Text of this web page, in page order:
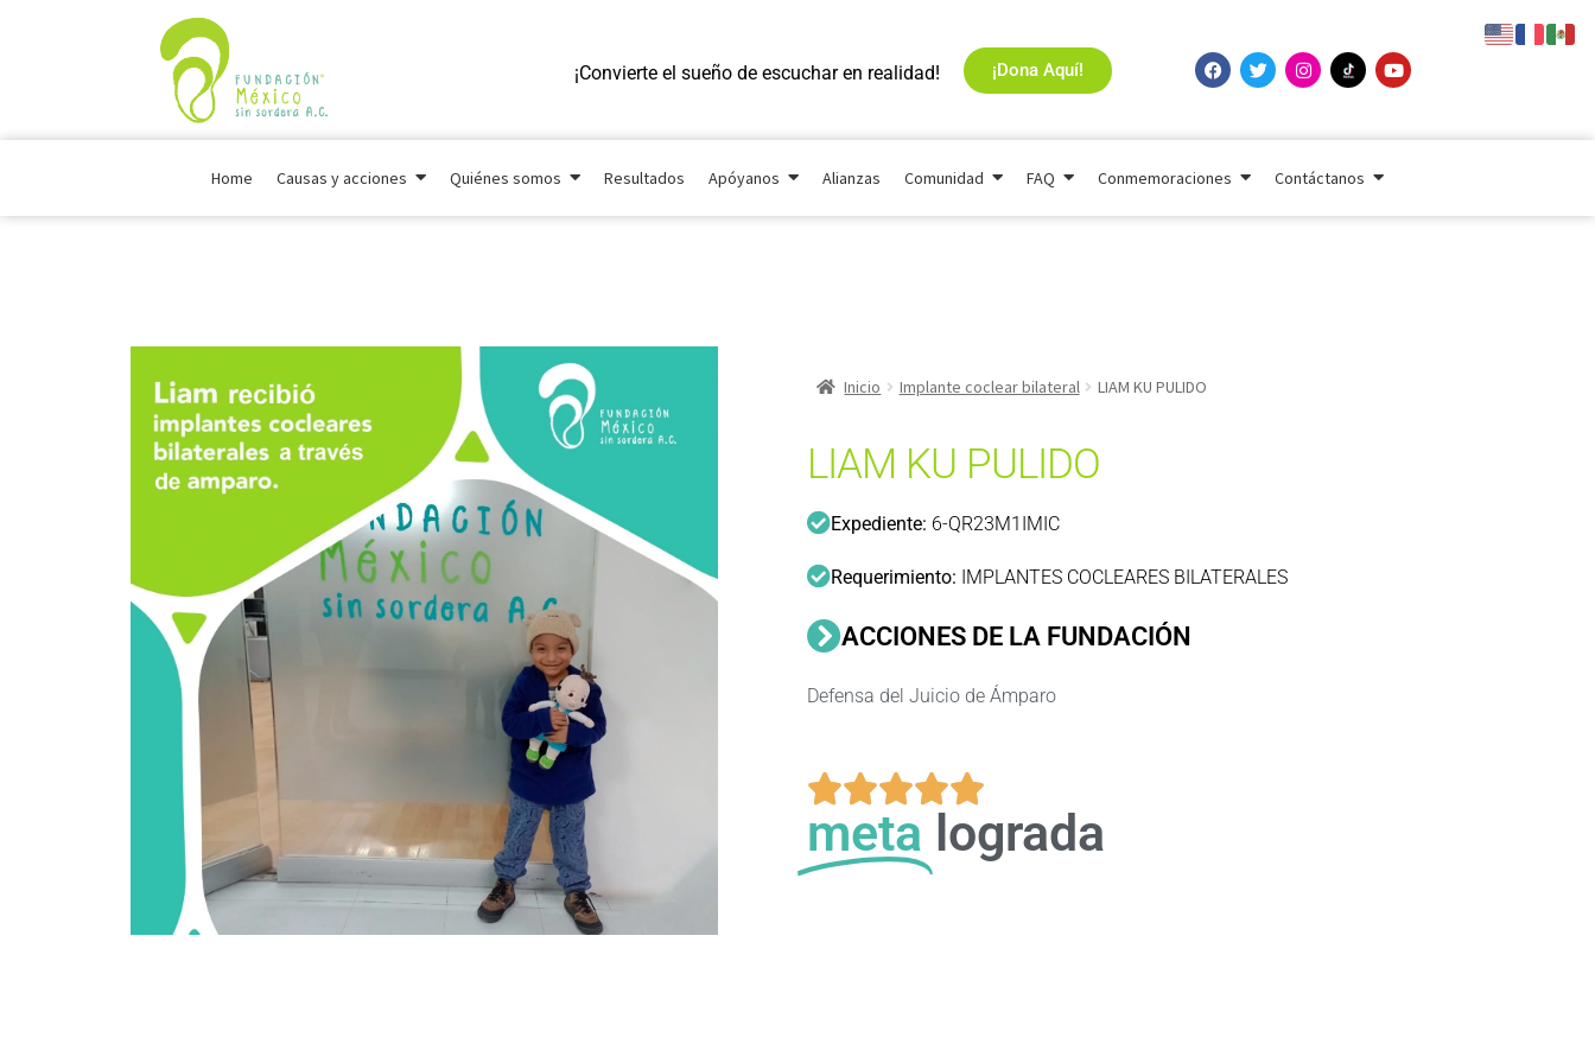
¡Convierte el sueño de escuchar en realidad! ¡Dona Aquí!
Home Causas y acciones Quiénes somos Resultados Apóyanos Alianzas Comunidad FAQ Conmemoraciones Contáctanos
Inicio Implante coclear bilateral LIAM KU PULIDO
LIAM KU PULIDO
Expediente: 6-QR23M1IMIC
Requerimiento: IMPLANTES COCLEARES BILATERALES
ACCIONES DE LA FUNDACIÓN
Defensa del Juicio de Ámparo

meta lograda